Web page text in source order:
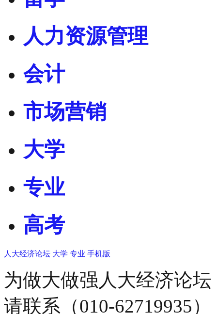
人力资源管理
会计
市场营销
大学
专业
高考
人大经济论坛 大学 专业 手机版
为做大做强人大经济论
请联系（010-62719935）